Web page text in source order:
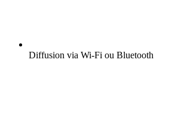
Diffusion via Wi-Fi ou Bluetooth